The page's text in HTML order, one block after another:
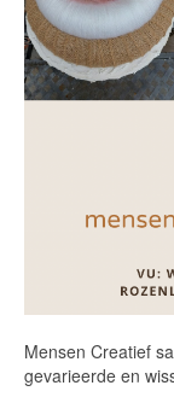
Mensen Creatief
gevarieerde en